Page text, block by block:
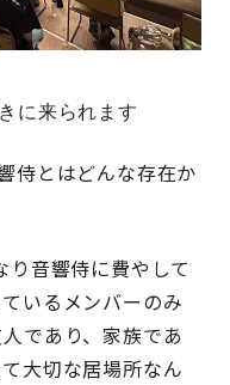
に来られます
侍とはどんな存在か
音響侍に費やして
いるメンバーのみ
であり、家族であ
大切な居場所なん